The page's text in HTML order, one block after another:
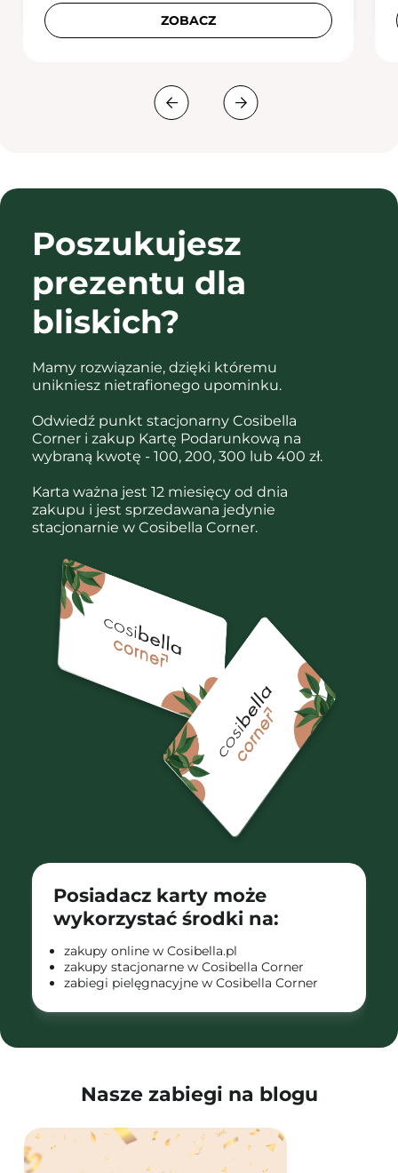
ZOBACZ
Poszukujesz
prezentu dla
bliskich?
Mamy rozwiązanie, dzięki któremu
unikniesz nietrafionego upominku.
Odwiedź punkt stacjonarny Cosibella
Corner i zakup Kartę Podarunkową na
wybraną kwotę - 100, 200, 300 lub 400 zł.
Karta ważna jest 12 miesięcy od dnia
zakupu i jest sprzedawana jedynie
stacjonarnie w Cosibella Corner.
Posiadacz karty może
wykorzystać środki na:
zakupy online w Cosibella.pl
zakupy stacjonarne w Cosibella Corner
zabiegi pielęgnacyjne w Cosibella Corner
Nasze zabiegi na blogu